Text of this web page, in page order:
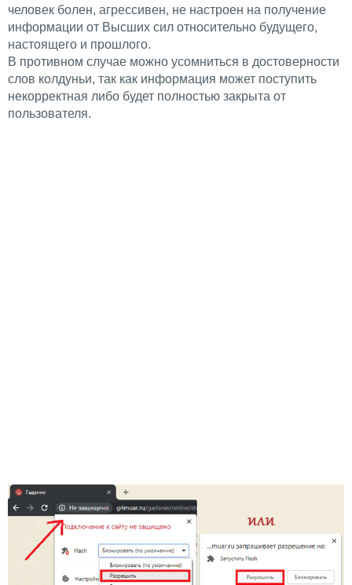
человек болен, агрессивен, не настроен на получение
информации от Высших сил относительно будущего,
настоящего и прошлого.
В противном случае можно усомниться в достоверности
слов колдуньи, так как информация может поступить
некорректная либо будет полностью закрыта от
пользователя.